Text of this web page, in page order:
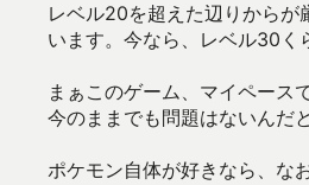
レベル20を超えた辺りから
います。今なら、レベル30く
まぁこのゲーム、マイペース
今のままでも問題はないんだ
ポケモン自体が好きなら、な